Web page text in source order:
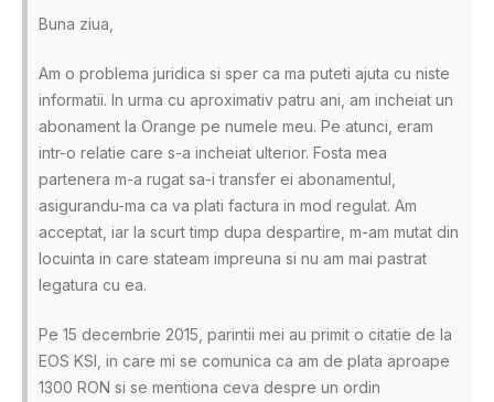
Buna ziua,
Am o problema juridica si sper ca ma puteti ajuta cu niste
informatii. In urma cu aproximativ patru ani, am incheiat un
abonament la Orange pe numele meu. Pe atunci, eram
intr-o relatie care s-a incheiat ulterior. Fosta mea
partenera m-a rugat sa-i transfer ei abonamentul,
asigurandu-ma ca va plati factura in mod regulat. Am
acceptat, iar la scurt timp dupa despartire, m-am mutat din
locuinta in care stateam impreuna si nu am mai pastrat
legatura cu ea.
Pe 15 decembrie 2015, parintii mei au primit o citatie de la
EOS KSI, in care mi se comunica ca am de plata aproape
1300 RON si se mentiona ceva despre un ordin